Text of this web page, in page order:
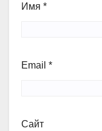
Имя *
Email *
Сайт